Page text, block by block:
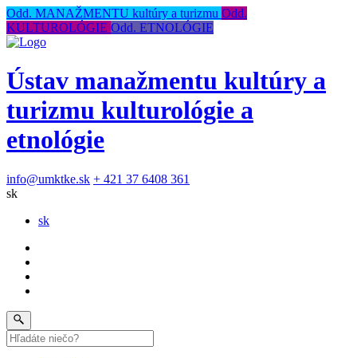
Odd. MANAŽMENTU kultúry a turizmu Odd.
KULTUROLÓGIE Odd. ETNOLÓGIE
Ústav manažmentu kultúry a
turizmu kulturológie a
etnológie
info@umktke.sk + 421 37 6408 361
sk
sk